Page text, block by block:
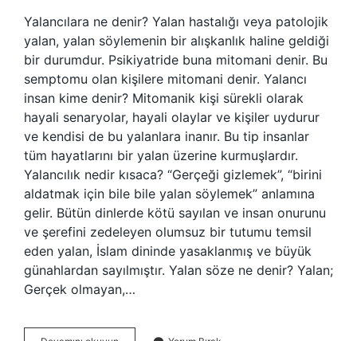
Yalancılara ne denir? Yalan hastalığı veya patolojik
yalan, yalan söylemenin bir alışkanlık haline geldiği
bir durumdur. Psikiyatride buna mitomani denir. Bu
semptomu olan kişilere mitomani denir. Yalancı
insan kime denir? Mitomanik kişi sürekli olarak
hayali senaryolar, hayali olaylar ve kişiler uydurur
ve kendisi de bu yalanlara inanır. Bu tip insanlar
tüm hayatlarını bir yalan üzerine kurmuşlardır.
Yalancılık nedir kısaca? “Gerçeği gizlemek”, “birini
aldatmak için bile bile yalan söylemek” anlamına
gelir. Bütün dinlerde kötü sayılan ve insan onurunu
ve şerefini zedeleyen olumsuz bir tutumu temsil
eden yalan, İslam dininde yasaklanmış ve büyük
günahlardan sayılmıştır. Yalan söze ne denir? Yalan;
Gerçek olmayan,…